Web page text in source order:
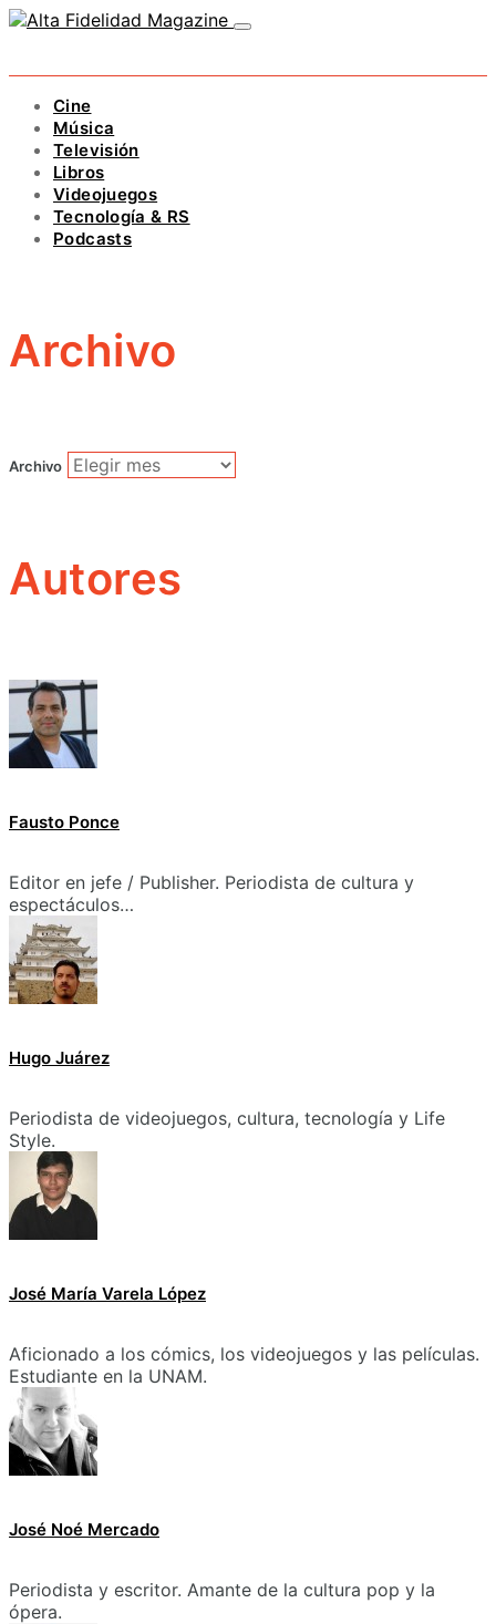
Cine
Música
Televisión
Libros
Videojuegos
Tecnología & RS
Podcasts
Archivo
Archivo
Autores
Fausto Ponce
Editor en jefe / Publisher. Periodista de cultura y
espectáculos…
Hugo Juárez
Periodista de videojuegos, cultura, tecnología y Life
Style.
José María Varela López
Aficionado a los cómics, los videojuegos y las películas.
Estudiante en la UNAM.
José Noé Mercado
Periodista y escritor. Amante de la cultura pop y la
ópera.